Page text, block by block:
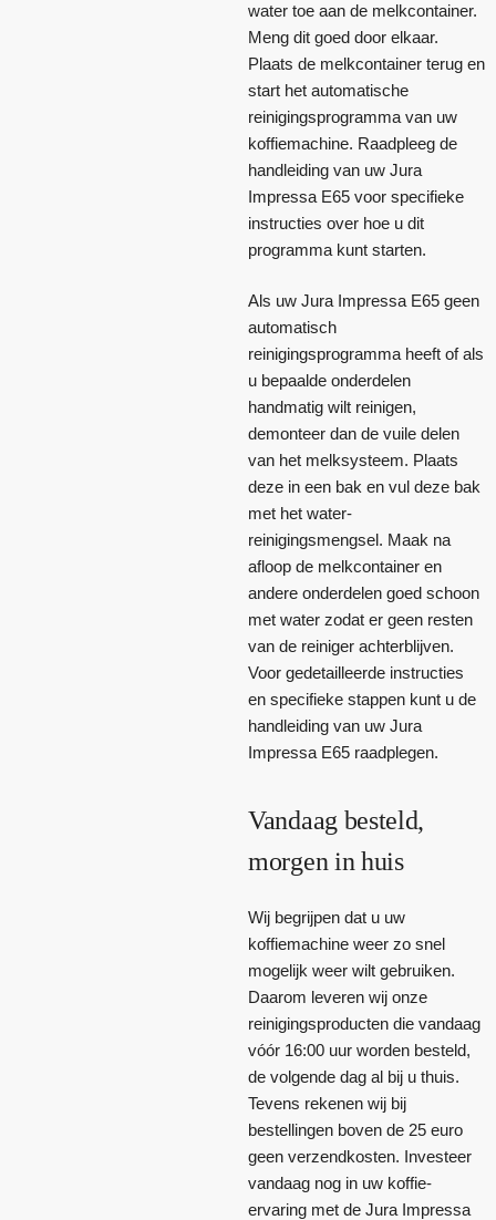
water toe aan de melkcontainer.
Meng dit goed door elkaar.
Plaats de melkcontainer terug en
start het automatische
reinigingsprogramma van uw
koffiemachine. Raadpleeg de
handleiding van uw Jura
Impressa E65 voor specifieke
instructies over hoe u dit
programma kunt starten.
Als uw Jura Impressa E65 geen
automatisch
reinigingsprogramma heeft of als
u bepaalde onderdelen
handmatig wilt reinigen,
demonteer dan de vuile delen
van het melksysteem. Plaats
deze in een bak en vul deze bak
met het water-
reinigingsmengsel. Maak na
afloop de melkcontainer en
andere onderdelen goed schoon
met water zodat er geen resten
van de reiniger achterblijven.
Voor gedetailleerde instructies
en specifieke stappen kunt u de
handleiding van uw Jura
Impressa E65 raadplegen.
Vandaag besteld,
morgen in huis
Wij begrijpen dat u uw
koffiemachine weer zo snel
mogelijk weer wilt gebruiken.
Daarom leveren wij onze
reinigingsproducten die vandaag
vóór 16:00 uur worden besteld,
de volgende dag al bij u thuis.
Tevens rekenen wij bij
bestellingen boven de 25 euro
geen verzendkosten. Investeer
vandaag nog in uw koffie-
ervaring met de Jura Impressa